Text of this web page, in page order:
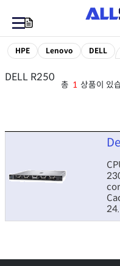
HPE Lenovo DELL
DELL R250
총 1 상품이 있